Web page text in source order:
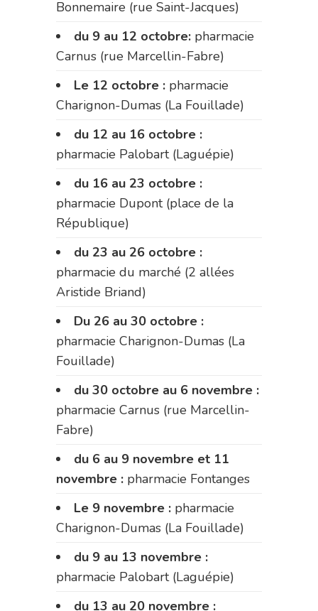
Bonnemaire (rue Saint-Jacques)
du 9 au 12 octobre: pharmacie
Carnus (rue Marcellin-Fabre)
Le 12 octobre : pharmacie
Charignon-Dumas (La Fouillade)
du 12 au 16 octobre :
pharmacie Palobart (Laguépie)
du 16 au 23 octobre :
pharmacie Dupont (place de la
République)
du 23 au 26 octobre :
pharmacie du marché (2 allées
Aristide Briand)
Du 26 au 30 octobre :
pharmacie Charignon-Dumas (La
Fouillade)
du 30 octobre au 6 novembre :
pharmacie Carnus (rue Marcellin-
Fabre)
du 6 au 9 novembre et 11
novembre : pharmacie Fontanges
Le 9 novembre : pharmacie
Charignon-Dumas (La Fouillade)
du 9 au 13 novembre :
pharmacie Palobart (Laguépie)
du 13 au 20 novembre :